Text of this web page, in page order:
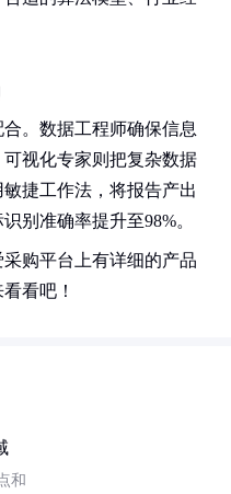
。数据工程师确保信息
视化专家则把复杂数据
捷工作法，将报告产出
别准确率提升至98%。
购平台上有详细的产品
看吧！
和